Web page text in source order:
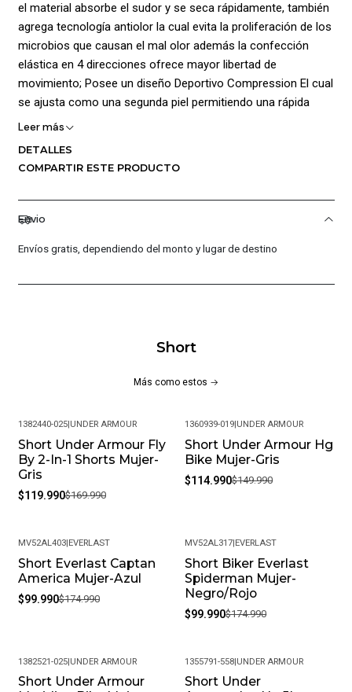
el material absorbe el sudor y se seca rápidamente, también
agrega tecnología antiolor la cual evita la proliferación de los
microbios que causan el mal olor además la confección
elástica en 4 direcciones ofrece mayor libertad de
movimiento; Posee un diseño Deportivo Compression El cual
se ajusta como una segunda piel permitiendo una rápida
recuperación muscular así mismo posee pretina alta
Material: 87 % Poliéster/13 % Elastano
Leer más
DETALLES
COMPARTIR ESTE PRODUCTO
Envio
Envíos gratis, dependiendo del monto y lugar de destino
Short
Más como estos
-29%
1382440-025|UNDER ARMOUR
Short Under Armour Fly
By 2-In-1 Shorts Mujer-
Gris
$119.990$169.990
-23%
1360939-019|UNDER ARMOUR
Short Under Armour Hg
Bike Mujer-Gris
$114.990$149.990
-43%
MV52AL403|EVERLAST
Short Everlast Captan
America Mujer-Azul
$99.990$174.990
-43%
MV52AL317|EVERLAST
Short Biker Everlast
Spiderman Mujer-
Negro/Rojo
$99.990$174.990
-29%
1382521-025|UNDER ARMOUR
Short Under Armour
-29%
1355791-558|UNDER ARMOUR
Short Under